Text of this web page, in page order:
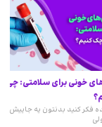
خونی برای سلامتی: چی
فکر کنید بدنتون یه جاییش